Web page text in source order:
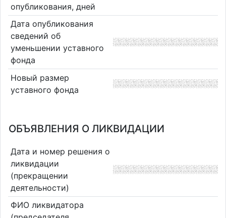
опубликования, дней
Дата опубликования
сведений об
уменьшении уставного
фонда
Новый размер
уставного фонда
ОБЪЯВЛЕНИЯ О ЛИКВИДАЦИИ
Дата и номер решения о
ликвидации
(прекращении
деятельности)
ФИО ликвидатора